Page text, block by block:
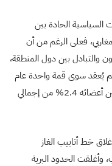
السياسية الحادة بين
فعلى الرغم من أن
التعاون والتبادل بين دول المنطقة،
يُعقد سوى قمة واحدة عام
1994، كما لم تتجاوز نسبة التبادل التجاري بين أعضائه 2.4% من إجمالي
خط أنابيب الغاز
يمر بالمغرب، وأغلقت الحدود البرية